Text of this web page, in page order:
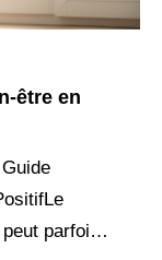
être en
parfois